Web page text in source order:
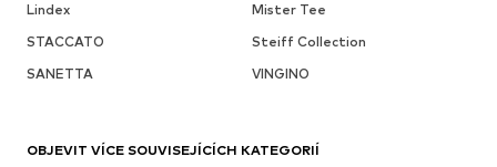
Lindex
Mister Tee
STACCATO
Steiff Collection
SANETTA
VINGINO
OBJEVIT VÍCE SOUVISEJÍCÍCH KATEGORIÍ